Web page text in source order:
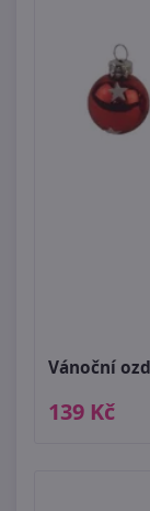
Vánoční
139 Kč